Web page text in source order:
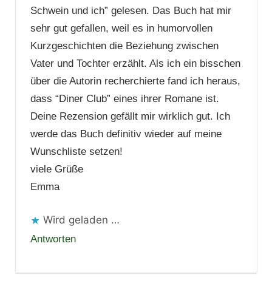
Schwein und ich” gelesen. Das Buch hat mir
sehr gut gefallen, weil es in humorvollen
Kurzgeschichten die Beziehung zwischen
Vater und Tochter erzählt. Als ich ein bisschen
über die Autorin recherchierte fand ich heraus,
dass “Diner Club” eines ihrer Romane ist.
Deine Rezension gefällt mir wirklich gut. Ich
werde das Buch definitiv wieder auf meine
Wunschliste setzen!
viele Grüße
Emma
Wird geladen …
Antworten